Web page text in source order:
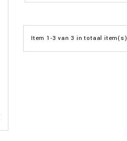
Item 1-3 van 3 in totaal item(s)